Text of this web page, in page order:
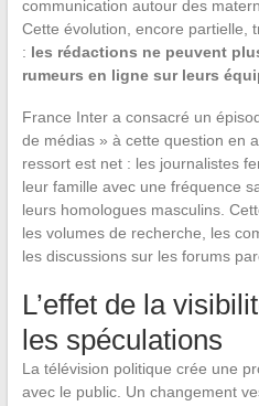
communication autour des
Cette évolution, encore partielle,
: les rédactions ne peuvent
rumeurs en ligne sur leurs
France Inter a consacré un
de médias » à cette question en
ressort est net : les journalistes
leur famille avec une fréquence
leurs homologues masculins.
les volumes de recherche, les
les discussions sur les forums
L’effet de la
les spéculations
La télévision politique crée une
avec le public. Un changement